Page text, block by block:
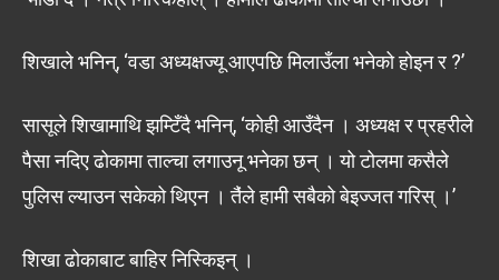
शिखाले भनिन्, ‘वडा अध्यक्षज्यू आएपछि मिलाउँला भनेको होइन र ?’
सासूले शिखामाथि झम्टिँदै भनिन्, ‘कोही आउँदैन । अध्यक्ष र प्रहरीले
पैसा नदिए ढोकामा ताल्चा लगाउनू भनेका छन् । यो टोलमा कसैले
पुलिस ल्याउन सकेको थिएन । तै‌ंले हामी सबैको बेइज्जत गरिस् ।’
शिखा ढोकाबाट बाहिर निस्किइन् ।